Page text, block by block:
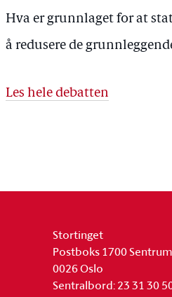
Hva er grunnlaget for at
å redusere de
Les hele debatten
Stortinget
Postboks 1700 Sentrum
0026 Oslo
Sentralbord: 23 31 30